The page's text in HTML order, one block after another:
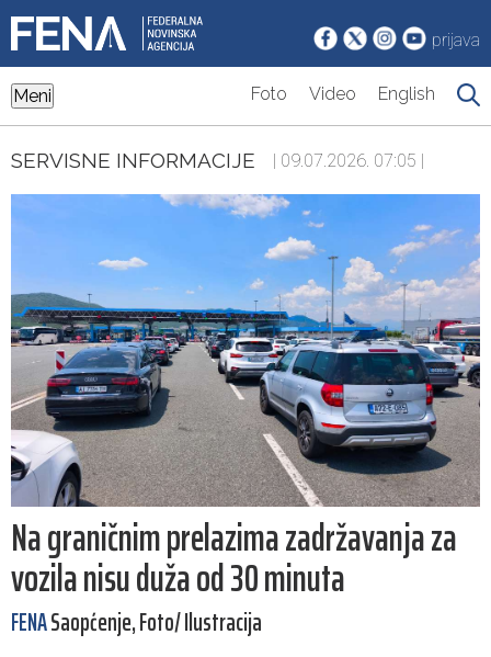
prijava
Meni Foto Video English
SERVISNE INFORMACIJE | 09.07.2026. 07:05 |
Na graničnim prelazima zadržavanja za
vozila nisu duža od 30 minuta
FENASaopćenje, Foto/ Ilustracija